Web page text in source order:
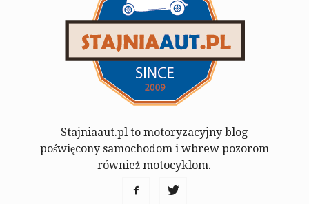
Stajniaaut.pl to motoryzacyjny blog
poświęcony samochodom i wbrew pozorom
również motocyklom.